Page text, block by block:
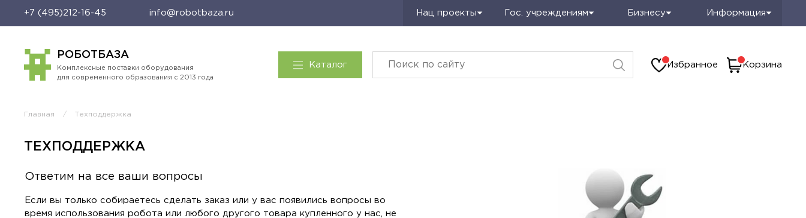
+7 (495)212-16-45 info@robotbaza.ru Нац проекты Гос. учреждениям Бизнесу Информация
РОБОТБАЗА
Комплексные поставки оборудования
для современного образования с 2013 года
Каталог Избранное Корзина
Главная Техподдержка
ТЕХПОДДЕРЖКА
Ответим на все ваши вопросы
Если вы только собираетесь сделать заказ или у вас появились вопросы во
время использования робота или любого другого товара купленного у нас, не